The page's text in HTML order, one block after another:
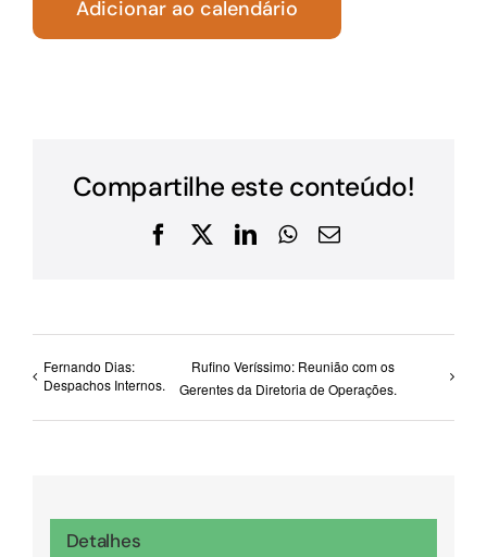
Adicionar ao calendário
Compartilhe este conteúdo!
Facebook
X LinkedInWhatsApp
E-
Fernando Dias:
Despachos Internos.
Rufino Veríssimo: Reunião com os
Gerentes da Diretoria de Operações.
Detalhes